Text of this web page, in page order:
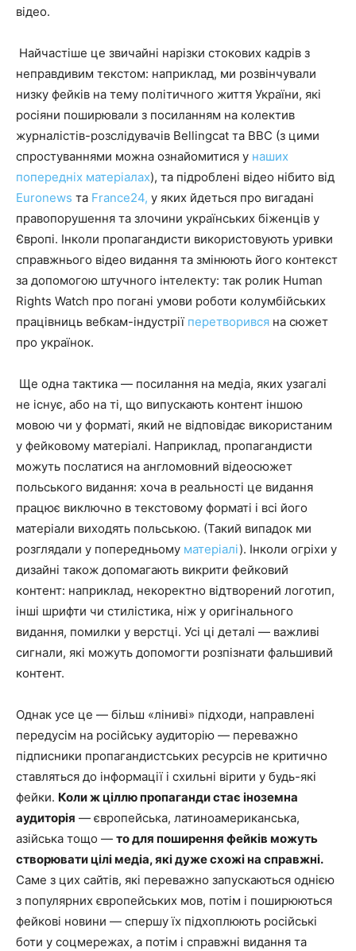
відео.
Найчастіше це звичайні нарізки стокових кадрів з
неправдивим текстом: наприклад, ми розвінчували
низку фейків на тему політичного життя України, які
росіяни поширювали з посиланням на колектив
журналістів-розслідувачів Bellingcat та BBC (з цими
спростуваннями можна ознайомитися у наших
попередніх матеріалах), та підроблені відео нібито від
Euronews та France24, у яких йдеться про вигадані
правопорушення та злочини українських біженців у
Європі. Інколи пропагандисти використовують уривки
справжнього відео видання та змінюють його контекст
за допомогою штучного інтелекту: так ролик Human
Rights Watch про погані умови роботи колумбійських
працівниць вебкам-індустрії перетворився на сюжет
про українок.
Ще одна тактика — посилання на медіа, яких узагалі
не існує, або на ті, що випускають контент іншою
мовою чи у форматі, який не відповідає використаним
у фейковому матеріалі. Наприклад, пропагандисти
можуть послатися на англомовний відеосюжет
польського видання: хоча в реальності це видання
працює виключно в текстовому форматі і всі його
матеріали виходять польською. (Такий випадок ми
розглядали у попередньому матеріалі). Інколи огріхи у
дизайні також допомагають викрити фейковий
контент: наприклад, некоректно відтворений логотип,
інші шрифти чи стилістика, ніж у оригінального
видання, помилки у верстці. Усі ці деталі — важливі
сигнали, які можуть допомогти розпізнати фальшивий
контент.
Однак усе це — більш «ліниві» підходи, направлені
передусім на російську аудиторію — переважно
підписники пропагандистських ресурсів не критично
ставляться до інформації і схильні вірити у будь-які
фейки. Коли ж ціллю пропаганди стає іноземна
аудиторія — європейська, латиноамериканська,
азійська тощо — то для поширення фейків можуть
створювати цілі медіа, які дуже схожі на справжні.
Саме з цих сайтів, які переважно запускаються однією
з популярних європейських мов, потім і поширюються
фейкові новини — спершу їх підхоплюють російські
боти у соцмережах, а потім і справжні видання та